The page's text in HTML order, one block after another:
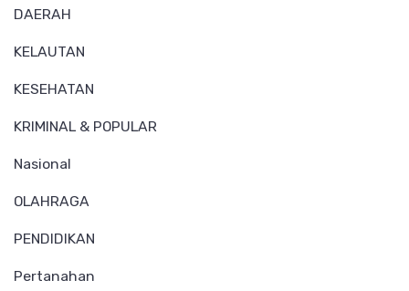
DAERAH
KELAUTAN
KESEHATAN
KRIMINAL & POPULAR
Nasional
OLAHRAGA
PENDIDIKAN
Pertanahan